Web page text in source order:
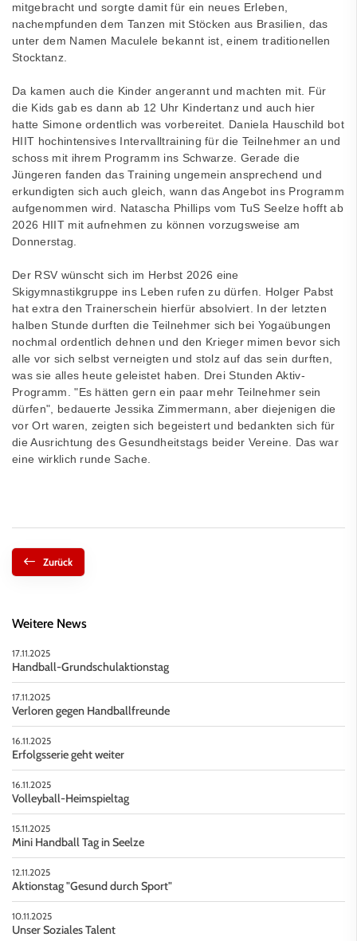
mitgebracht und sorgte damit für ein neues Erleben,
nachempfunden dem Tanzen mit Stöcken aus Brasilien, das
unter dem Namen Maculele bekannt ist,einem traditionellen
Stocktanz.
Da kamen auch die Kinder angerannt und machten mit. Für
die Kids gab es dann ab 12 Uhr Kindertanz und auch hier
hatte Simone ordentlich was vorbereitet. Daniela Hauschild bot
HIIT hochintensives Intervalltraining für die Teilnehmer an und
schoss mit ihrem Programm ins Schwarze. Gerade die
Jüngeren fanden das Training ungemein ansprechend und
erkundigten sich auch gleich, wann das Angebot ins Programm
aufgenommen wird. Natascha Phillips vom TuS Seelze hofft ab
2026 HIIT mit aufnehmen zu können vorzugsweise am
Donnerstag.
Der RSV wünscht sich im Herbst 2026 eine
Skigymnastikgruppe ins Leben rufen zu dürfen. Holger Pabst
hat extra den Trainerschein hierfür absolviert. In der letzten
halben Stunde durften die Teilnehmer sich bei Yogaübungen
nochmal ordentlich dehnen und den Krieger mimen bevor sich
alle vor sich selbst verneigten und stolz auf das sein durften,
was sie alles heute geleistet haben. Drei Stunden Aktiv-
Programm. "Es hätten gern ein paar mehr Teilnehmer sein
dürfen", bedauerte Jessika Zimmermann, aber diejenigen die
vor Ort waren, zeigten sich begeistert und bedankten sich für
die Ausrichtung des Gesundheitstags beider Vereine. Das war
eine wirklich runde Sache.
Zurück
Weitere News
17.11.2025
Handball-Grundschulaktionstag
17.11.2025
Verloren gegen Handballfreunde
16.11.2025
Erfolgsserie geht weiter
16.11.2025
Volleyball-Heimspieltag
15.11.2025
Mini Handball Tag in Seelze
12.11.2025
Aktionstag "Gesund durch Sport"
10.11.2025
Unser Soziales Talent